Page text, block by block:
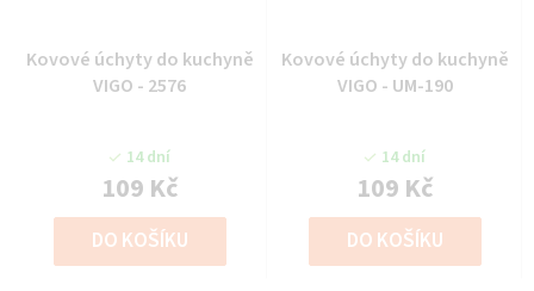
Kovové úchyty do kuchyně
VIGO - 2576
14 dní
109 Kč
DO KOŠÍKU
Kovové úchyty do kuchyně
VIGO - UM-190
14 dní
109 Kč
DO KOŠÍKU